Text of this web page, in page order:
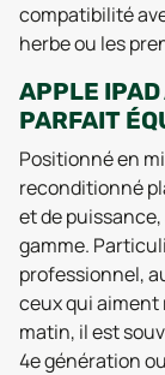
compatibilité
herbe ou les
APPLE IPAD
PARFAIT
Positionné en
reconditionné
et de
gamme.
professionnel,
ceux qui
matin, il est
4e génération